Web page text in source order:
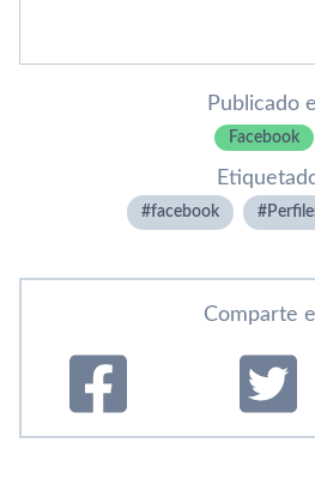
Publicado
Facebook
facebook
Comparte